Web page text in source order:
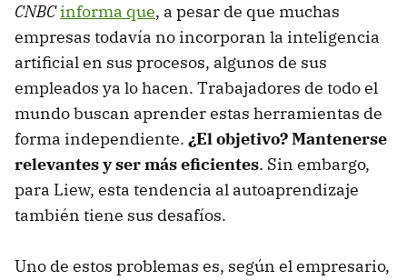
CNBCinforma que, a pesar de que muchas
empresas todavía no incorporan la inteligencia
artificial en sus procesos, algunos de sus
empleados ya lo hacen. Trabajadores de todo el
mundo buscan aprender estas herramientas de
forma independiente. ¿El objetivo? Mantenerse
relevantes y ser más eficientes. Sin embargo,
para Liew, esta tendencia al autoaprendizaje
también tiene sus desafíos.
Uno de estos problemas es, según el empresario,